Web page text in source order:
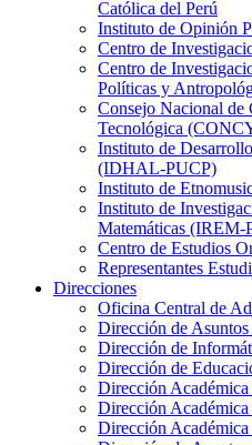
Católica del Perú
Instituto de Opinión
Centro de
Centro de
Políticas y
Consejo Nacional de
Tecnológica
Instituto de
(IDHAL-PUCP)
Instituto de
Instituto de
Matemáticas (IREM-
Centro de Estudios
Representantes
Direcciones
Oficina Central de
Dirección de
Dirección de
Dirección de
Dirección
Dirección
Dirección